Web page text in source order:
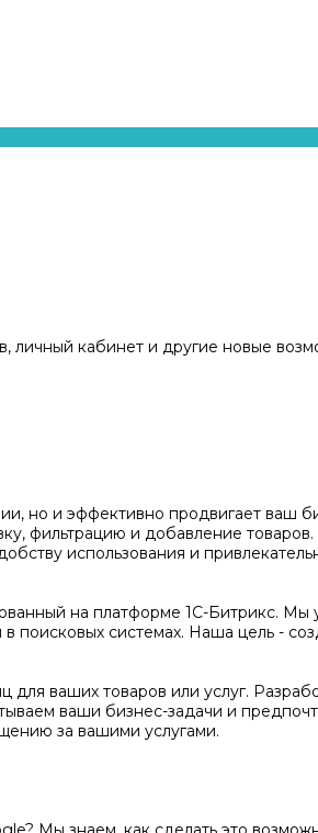
личный кабинет и другие новые
но и эффективно продвигает ваш
фильтрацию и добавление
использования и
на платформе 1С-Битрикс. Мы
системах. Наша цель -
ваших товаров или услуг.
ваши бизнес-задачи и
за вашими услугами.